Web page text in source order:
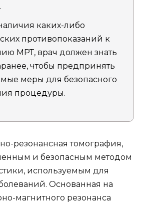
каких-либо
противопоказаний к
МРТ, врач должен знать
чтобы предпринять
меры для безопасного
процедуры.
резонансная томография,
и безопасным методом
используемым для
Основанная на
магнитного резонанса